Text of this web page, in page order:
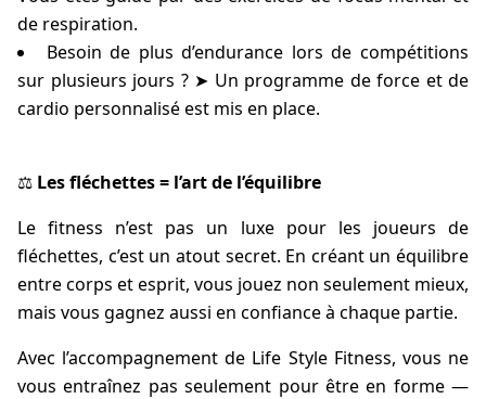
de respiration.
Besoin de plus d’endurance lors de compétitions
sur plusieurs jours ? ➤ Un programme de force et de
cardio personnalisé est mis en place.
⚖️ Les fléchettes = l’art de l’équilibre
Le fitness n’est pas un luxe pour les joueurs de
fléchettes, c’est un atout secret. En créant un équilibre
entre corps et esprit, vous jouez non seulement mieux,
mais vous gagnez aussi en confiance à chaque partie.
Avec l’accompagnement de Life Style Fitness, vous ne
vous entraînez pas seulement pour être en forme —